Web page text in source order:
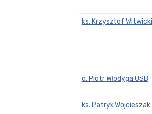
ks. Krzysztof Witwicki
o. Piotr Włodyga OSB
ks. Patryk Wojcieszak